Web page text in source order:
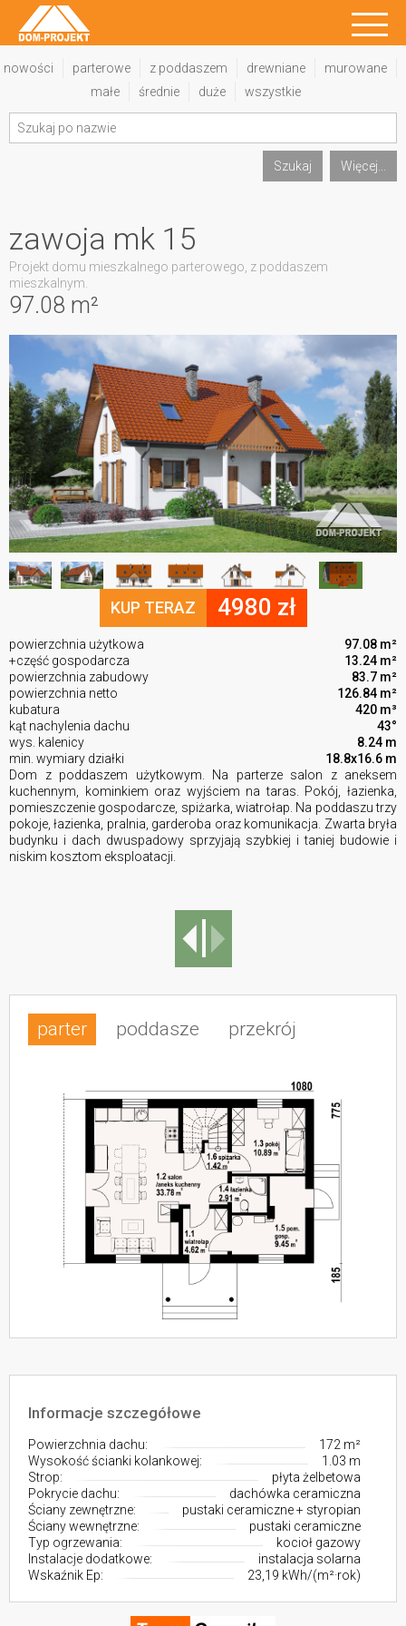
nowości parterowe z poddaszem drewniane
murowane
małe
średnie duże wszystkie
Szukaj Więcej...
97.08 m²
zawoja mk 15
Projekt domu mieszkalnego parterowego, z poddaszem
mieszkalnym.
KUP TERAZ 4980 zł
powierzchnia użytkowa
97.08 m²
+część gospodarcza
13.24 m²
powierzchnia zabudowy
83.7 m²
powierzchnia netto
126.84 m²
kubatura
420 m³
kąt nachylenia dachu
43°
wys. kalenicy
8.24 m
min. wymiary działki
18.8x16.6 m
Dom z poddaszem użytkowym. Na parterze salon z aneksem
kuchennym, kominkiem oraz wyjściem na taras. Pokój, łazienka,
pomieszczenie gospodarcze, spiżarka, wiatrołap. Na poddaszu trzy
pokoje, łazienka, pralnia, garderoba oraz komunikacja. Zwarta bryła
budynku i dach dwuspadowy sprzyjają szybkiej i taniej budowie i
niskim kosztom eksploatacji.
parter poddasze przekrój
Informacje szczegółowe
Powierzchnia dachu:
172 m²
Wysokość ścianki kolankowej:
1.03 m
Strop:
płyta żelbetowa
Pokrycie dachu:
dachówka ceramiczna
Ściany zewnętrzne:
pustaki ceramiczne + styropian
Ściany wewnętrzne:
pustaki ceramiczne
Typ ogrzewania:
kocioł gazowy
Instalacje dodatkowe:
instalacja solarna
Wskaźnik Ep:
23,19 kWh/(m²·rok)